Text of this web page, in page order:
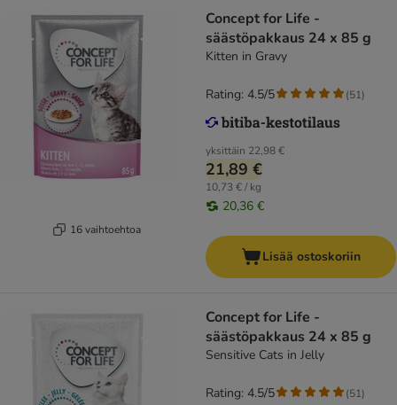
16 vaihtoehtoa
Concept for Life -
säästöpakkaus 24 x 85 g
Kitten in Gravy
yksittäin 22,98 €
21,89 €
10,73 € / kg
20,36 €
Rating: 4.5/5 (51)
Lisää ostoskoriin
Concept for Life -
säästöpakkaus 24 x 85 g
Sensitive Cats in Jelly
Rating: 4.5/5 (51)